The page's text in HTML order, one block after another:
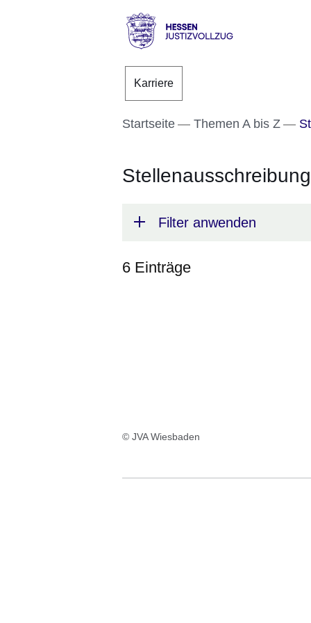
Direkt zum Kopf der
Direkt zum Inhalt
Direkt zum Fuß der
Justizvollzug
Karriere
Startseite Themen A bis Z
Filter anwenden
6 Einträge
© JVA Wiesbaden